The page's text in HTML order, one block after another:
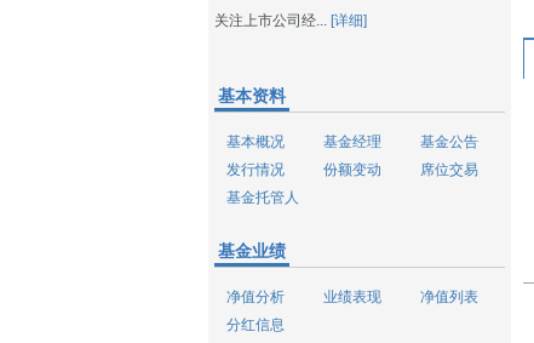
关注上市公司经... [详细]
基本资料
基本概况 基金经理
基金公告
发行情况
份额变动
席位交易
基金托管人
基金业绩
净值分析 业绩表现
净值列表
分红信息